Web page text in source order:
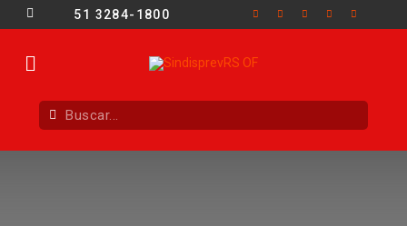
51 3284-1800